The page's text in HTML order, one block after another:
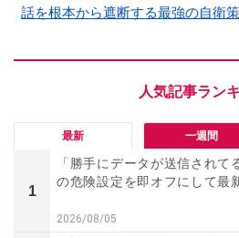
話を根本から遮断する最強の自衛策
最新 一週間
1
「勝手にデータが送信されて
の危険設定を即オフにして最
2026/08/05